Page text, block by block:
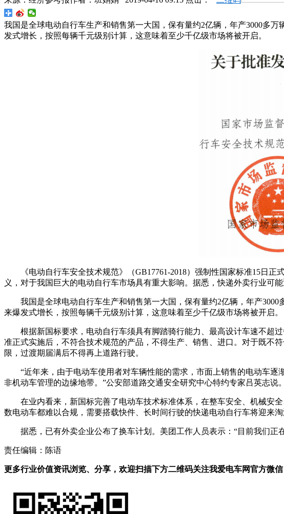
我国是全球电动自行车生产和销售第一大国，保有量约2亿辆，年产3000多
发式增长，按照每辆千元级别计算，这意味着至少千亿级市场将被开启。
《电动自行车安全技术规范》（GB17761-2018）强制性国家标准15日
义，对于我国巨大的电动自行车市场具有重大影响。据悉，快递外卖行业可
我国是全球电动自行车生产和销售第一大国，保有量约2亿辆，年产
来爆发式增长，按照每辆千元级别计算，这意味着至少千亿级市场将被开启。
根据新国标要求，电动自行车须具有脚踏骑行能力、最高设计车速不超
准正式实施后，不符合技术规范的产品，不得生产、销售、进口。对于既不
限，过渡期届满后不得再上道路行驶。
“近年来，由于电动车使用者对车辆性能的需求，市面上销售的电动车
非机动车管理的边缘地带。”公安部道路交通安全研究中心特约专家吕英志说。
在业内看来，新国标完善了电动车技术标准体系，在整车安全、机械安
数电动车都难以合规，需要搭载快件、长时间行驶的快递电动自行车将迎来淘
据悉，已有外卖企业公布了换车计划。美团工作人员表示：“目前我们
责任编辑：陈语
更多行业价值资讯浏览、分享，欢迎扫描下方二维码关注我爱电车网官方微信